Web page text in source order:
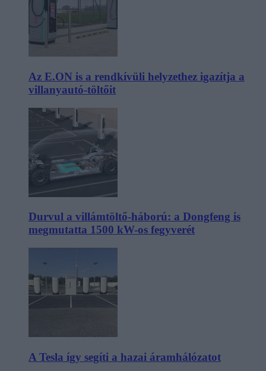
Az E.ON is a rendkívüli helyzethez igazítja a
villanyautó-töltőit
Durvul a villámtöltő-háború: a Dongfeng is
megmutatta 1500 kW-os fegyverét
A Tesla így segíti a hazai áramhálózatot